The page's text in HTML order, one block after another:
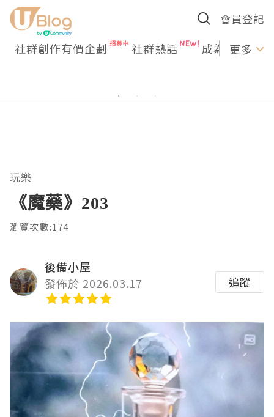
會員登記
社群創作有價企劃 社群熱話 成為U更多
玩樂
《魔藥》203
瀏覽次數:174
後備小屋
發佈於 2026.03.17
追蹤